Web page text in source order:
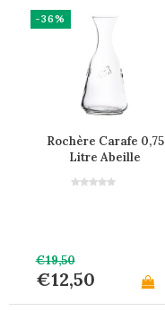
-36%
Rochère Carafe 0,75
Litre Abeille
€19,50
€12,50